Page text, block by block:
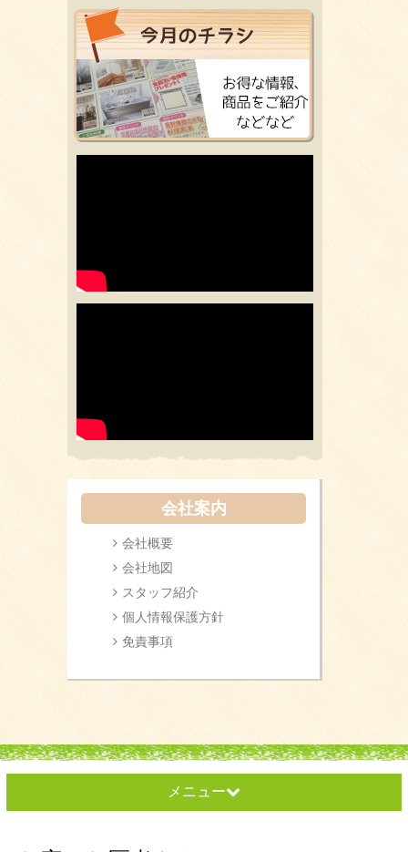
会社案内
会社概要
会社地図
スタッフ紹介
個人情報保護方針
免責事項
メニュー